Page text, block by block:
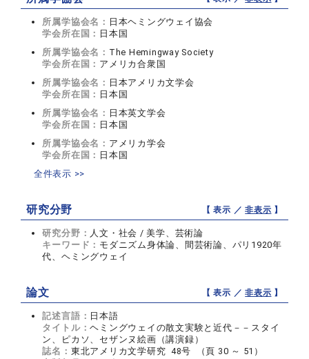
所属学協会名： 日本ヘミングウェイ協会
学会所在国： 日本国
所属学協会名： The Hemingway Society
学会所在国： アメリカ合衆国
所属学協会名： 日本アメリカ文学会
学会所在国： 日本国
所属学協会名： 日本英文学会
学会所在国： 日本国
所属学協会名： アメリカ学会
学会所在国： 日本国
全件表示 >>
研究分野 【 表示 ／非表示 】
研究分野： 人文・社会 / 美学、芸術論
キーワード： モダニズム身体論、間芸術論、パリ1920年
代、ヘミングウェイ
論文 【 表示 ／非表示 】
記述言語： 日本語
タイトル：ヘミングウェイの散文実験と近代－－スタイ
ン、ピカソ、セザンヌ絵画（講演録）
誌名： 東北アメリカ文学研究 48号 （頁 30 ～ 51）